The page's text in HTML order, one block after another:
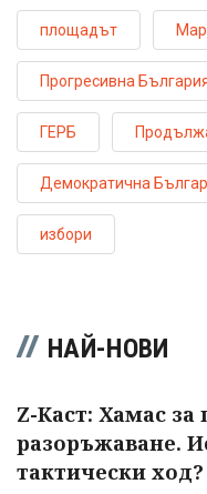
площадът
Прогресивна
ГЕРБ
Демократична
избори
НАЙ-НОВИ
Z-Каст: Хамас за
разоръжаване.
тактически ход?